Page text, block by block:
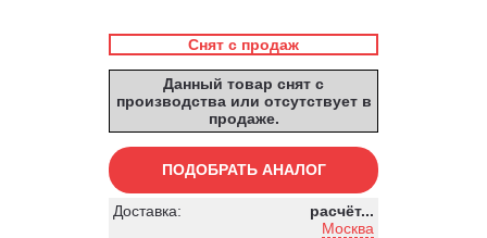
Снят с продаж
Данный товар снят с
производства или отсутствует в
продаже.
ПОДОБРАТЬ АНАЛОГ
Доставка:
расчёт...
Москва